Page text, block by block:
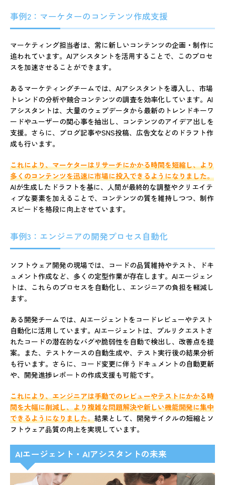
事例2：マーケターのコンテンツ作成支援
マーケティング担当者は、常に新しいコンテンツの企画・制作に
追われています。AIアシスタントを活用することで、このプロセ
スを加速させることができます。
あるマーケティングチームでは、AIアシスタントを導入し、市場
トレンドの分析や競合コンテンツの調査を効率化しています。AI
アシスタントは、大量のウェブデータから最新のトレンドキーワ
ードやユーザーの関心事を抽出し、コンテンツのアイデア出しを
支援。さらに、ブログ記事やSNS投稿、広告文などのドラフト作
成も行います。
これにより、マーケターはリサーチにかかる時間を短縮し、より
多くのコンテンツを迅速に市場に投入できるようになりました。
AIが生成したドラフトを基に、人間が最終的な調整やクリエイテ
ィブな要素を加えることで、コンテンツの質を維持しつつ、制作
スピードを格段に向上させています。
事例3：エンジニアの開発プロセス自動化
ソフトウェア開発の現場では、コードの品質維持やテスト、ドキ
ュメント作成など、多くの定型作業が存在します。AIエージェン
トは、これらのプロセスを自動化し、エンジニアの負担を軽減し
ます。
ある開発チームでは、AIエージェントをコードレビューやテスト
自動化に活用しています。AIエージェントは、プルリクエストさ
れたコードの潜在的なバグや脆弱性を自動で検出し、改善点を提
案。また、テストケースの自動生成や、テスト実行後の結果分析
も行います。さらに、コード変更に伴うドキュメントの自動更新
や、開発進捗レポートの作成支援も可能です。
これにより、エンジニアは手動でのレビューやテストにかかる時
間を大幅に削減し、より複雑な問題解決や新しい機能開発に集中
できるようになりました。結果として、開発サイクルの短縮とソ
フトウェア品質の向上を実現しています。
AIエージェント・AIアシスタントの未来